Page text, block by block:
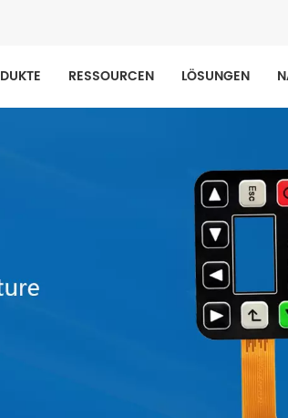
RESSOURCEN LÖSUNGEN